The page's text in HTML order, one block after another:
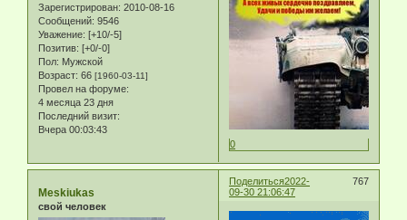
Зарегистрирован: 2010-08-16
Сообщений: 9546
Уважение: [+10/-5]
Позитив: [+0/-0]
Пол: Мужской
Возраст: 66 [1960-03-11]
Провел на форуме:
4 месяца 23 дня
Последний визит:
Вчера 00:03:43
0
Поделиться 767
2022-
09-30 21:06:47
Meskiukas
свой человек